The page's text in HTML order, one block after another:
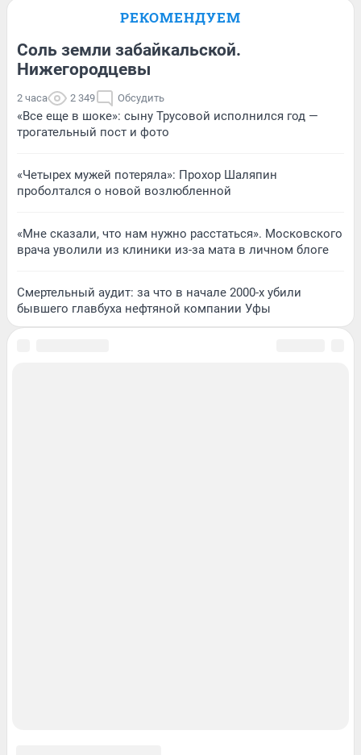
РЕКОМЕНДУЕМ
Соль земли забайкальской.
Нижегородцевы
2 часа 2 349 Обсудить
«Все еще в шоке»: сыну Трусовой исполнился год —
трогательный пост и фото
«Четырех мужей потеряла»: Прохор Шаляпин
проболтался о новой возлюбленной
«Мне сказали, что нам нужно расстаться». Московского
врача уволили из клиники из-за мата в личном блоге
Смертельный аудит: за что в начале 2000-х убили
бывшего главбуха нефтяной компании Уфы